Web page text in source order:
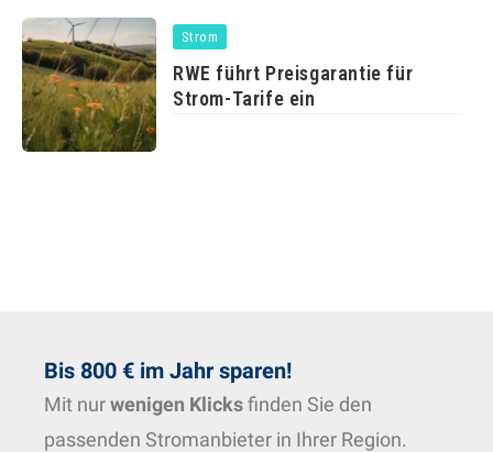
Strom
RWE führt Preisgarantie für
Strom-Tarife ein
Bis 800 € im Jahr sparen!
Mit nurwenigen Klicksfinden Sie den
passenden Stromanbieter in Ihrer Region.